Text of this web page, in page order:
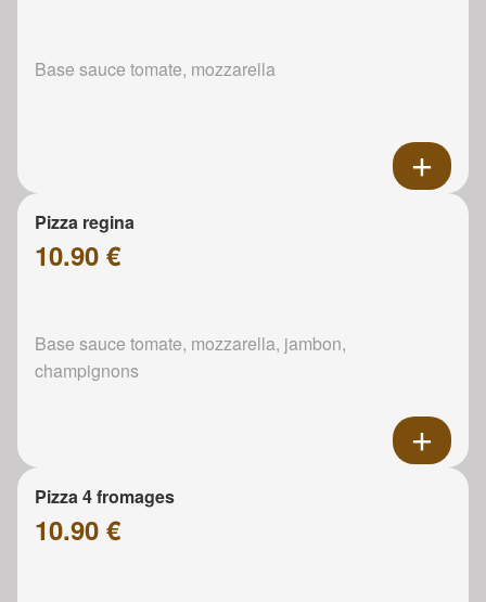
Base sauce tomate, mozzarella
Pizza regina
10.90 €
Base sauce tomate, mozzarella, jambon,
champignons
Pizza 4 fromages
10.90 €